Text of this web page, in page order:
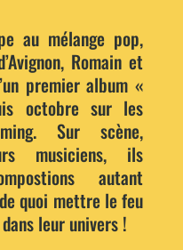
au mélange pop,
Romain et
premier album «
octobre sur les
Sur scène,
musiciens, ils
autant
quoi mettre le feu
leur univers !